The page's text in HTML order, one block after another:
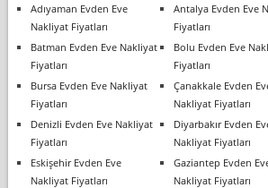
Adıyaman Evden Eve
Nakliyat Fiyatları
Antalya Evden Eve
Fiyatları
Batman Evden Eve Nakliyat
Fiyatları
Bolu Evden Eve
Fiyatları
Bursa Evden Eve Nakliyat
Fiyatları
Çanakkale Evden
Nakliyat Fiyatları
Denizli Evden Eve Nakliyat
Fiyatları
Diyarbakır Evden
Nakliyat Fiyatları
Eskişehir Evden Eve
Nakliyat Fiyatları
Gaziantep Evden
Nakliyat Fiyatları